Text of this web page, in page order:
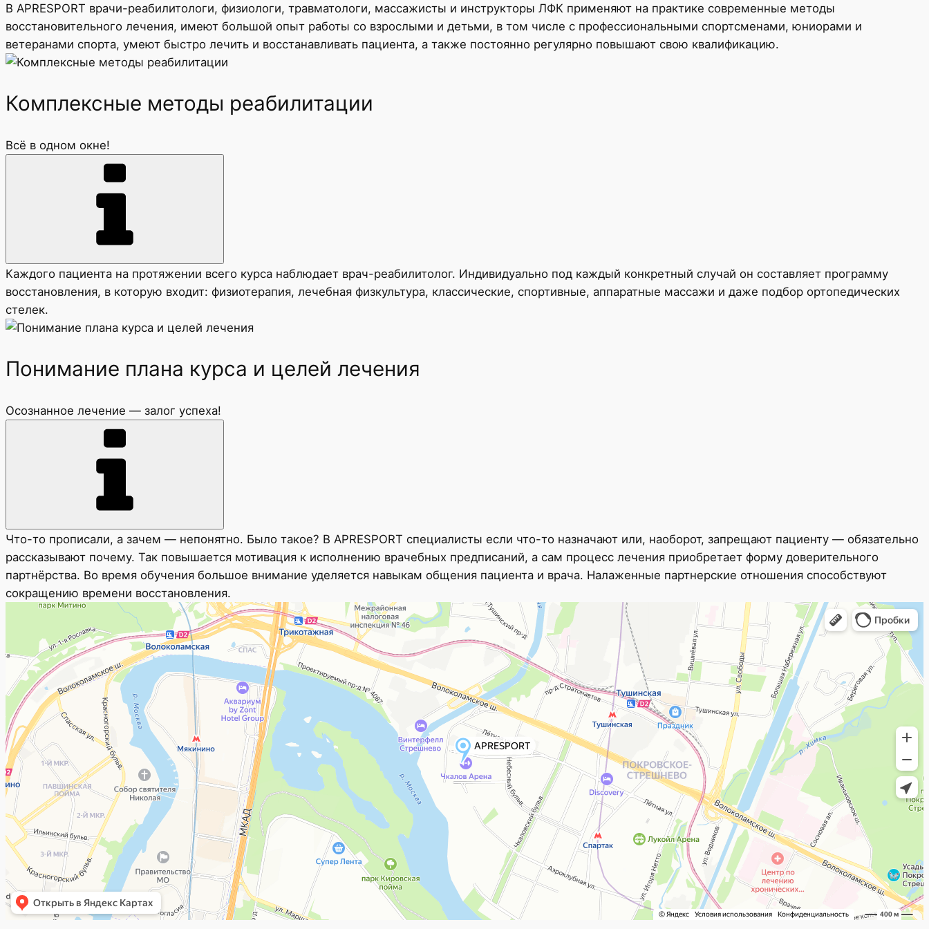
В APRESPORT врачи-реабилитологи, физиологи, травматологи, массажисты и инструкторы ЛФК применяют на практике современные методы
восстановительного лечения, имеют большой опыт работы со взрослыми и детьми, в том числе с профессиональными спортсменами, юниорами и
ветеранами спорта, умеют быстро лечить и восстанавливать пациента, а также постоянно регулярно повышают свою квалификацию.
Комплексные методы реабилитации
Всё в одном окне!
Каждого пациента на протяжении всего курса наблюдает врач-реабилитолог. Индивидуально под каждый конкретный случай он составляет программу
восстановления, в которую входит: физиотерапия, лечебная физкультура, классические, спортивные, аппаратные массажи и даже подбор ортопедических
стелек.
Понимание плана курса и целей лечения
Осознанное лечение — залог успеха!
Что-то прописали, а зачем — непонятно. Было такое? В APRESPORT специалисты если что-то назначают или, наоборот, запрещают пациенту — обязательно
рассказывают почему. Так повышается мотивация к исполнению врачебных предписаний, а сам процесс лечения приобретает форму доверительного
партнёрства. Во время обучения большое внимание уделяется навыкам общения пациента и врача. Налаженные партнерские отношения способствуют
сокращению времени восстановления.